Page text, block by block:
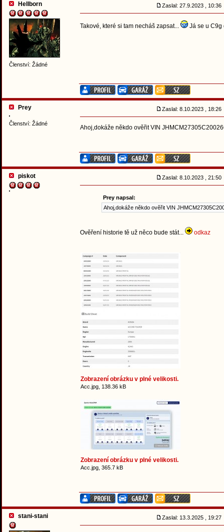
Hellborn
Členství: Žádné
Zaslal: 27.9.2023 , 10:36
Takové, které si tam necháš zapsat... Já se u C9g
Prey
Členství: Žádné
Zaslal: 8.10.2023 , 18:26
Ahoj,dokáže někdo ověřit VIN
piskot Zaslal: 8.10.2023 , 21:50
Prey napsal:
Ahoj,dokáže někdo ověřit VIN
Ověření historie tě už něco bude stát... odkaz
Zobrazení obrázku v plné velikosti.
Acc.jpg, 138.36 kB
Zobrazení obrázku v plné velikosti.
Acc.jpg, 365.7 kB
stani-stani Zaslal: 13.3.2025 , 19:27